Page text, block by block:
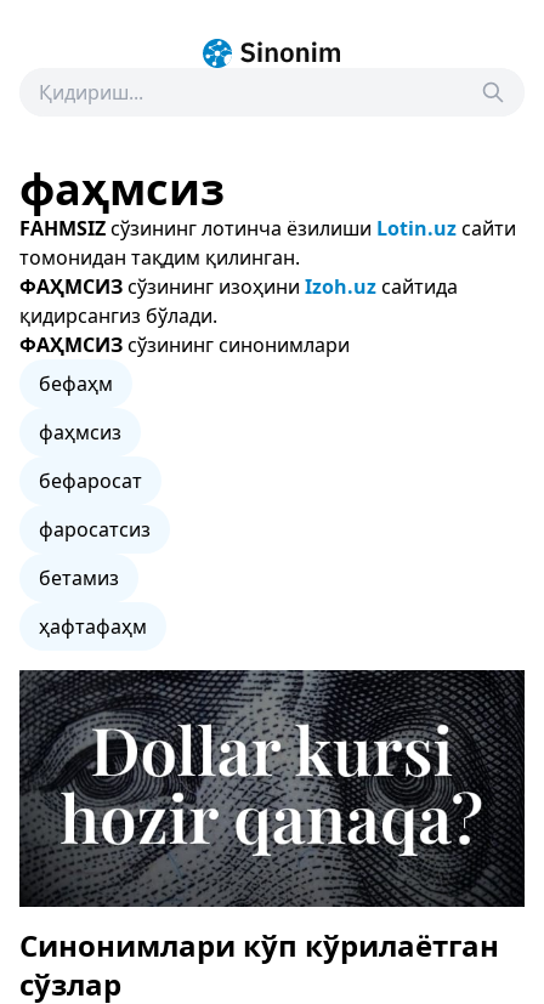
фаҳмсиз
FAHMSIZсўзининг лотинча ёзилиши Lotin.uzсайти
томонидан тақдим қилинган.
ФАҲМСИЗсўзининг изоҳини Izoh.uzсайтида
қидирсангиз бўлади.
ФАҲМСИЗсўзининг синонимлари
бефаҳм
фаҳмсиз
бефаросат
фаросатсиз
бетамиз
ҳафтафаҳм
Синонимлари кўп кўрилаётган
сўзлар